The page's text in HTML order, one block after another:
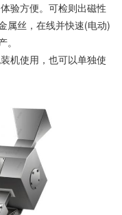
验方便。可检则出磁性
属丝，在线并快速(电动)
机使用，也可以单独使